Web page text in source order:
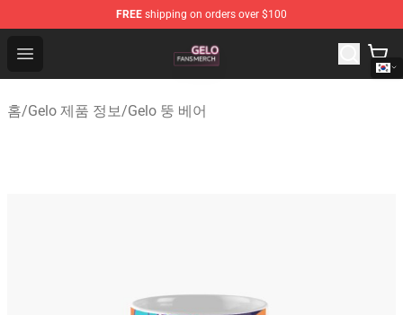
FREE shipping on orders over $100
Open menu
Gelo Shop - Official Gelo Merchandise Store
홈/Gelo 제품 정보/Gelo 뚱 베어